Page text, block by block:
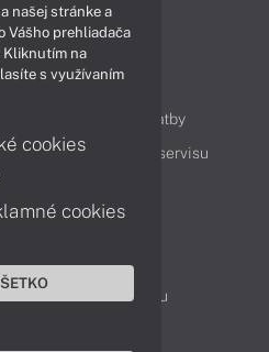
Videá
doručenia a platby
služby Cenník servisu
Obchodné oddelenie
Reklamácia tovaru
našej stránke a
Vášho prehliadača
Kliknutím na
s využívaním
cookies
cookies